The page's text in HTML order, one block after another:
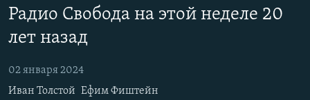
Вернутся
главной
Вернутся
МНЕНИЯ
КУЛЬТУРА
КАВКАЗ.РЕАЛИИ
Радио Свобода на этой неделе 20
лет назад
02 января 2024
Иван Толстой Ефим Фиштейн